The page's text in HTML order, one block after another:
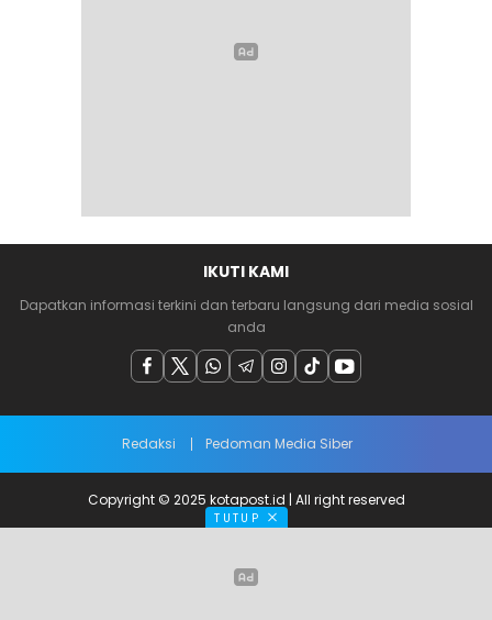
IKUTI KAMI
Dapatkan informasi terkini dan terbaru langsung dari media sosial
anda
Redaksi Pedoman Media Siber
Copyright © 2025 kotapost.id | All right reserved
TUTUP